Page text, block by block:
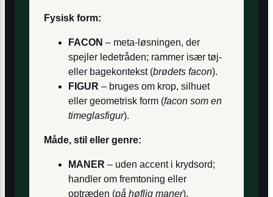
Fysisk form:
FACON – meta-løsningen, der
spejler ledetråden; rammer især tøj-
eller bagekontekst (brødets facon).
FIGUR – bruges om krop, silhuet
eller geometrisk form (facon som en
timeglasfigur).
Måde, stil eller genre:
MANER – uden accent i krydsord;
handler om fremtoning eller
optræden (på høflig maner).